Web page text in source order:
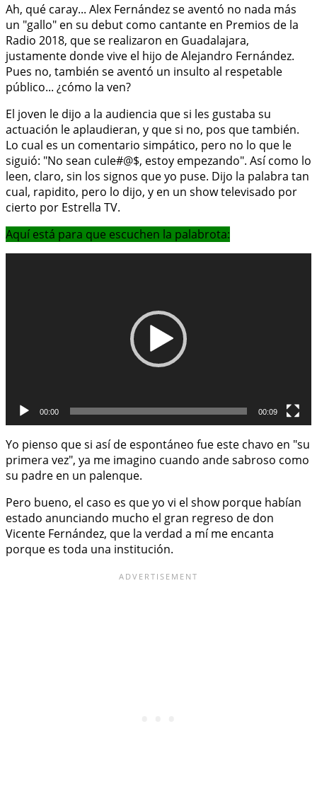
Ah, qué caray... Alex Fernández se aventó no nada más
un "gallo" en su debut como cantante en Premios de la
Radio 2018, que se realizaron en Guadalajara,
justamente donde vive el hijo de Alejandro Fernández.
Pues no, también se aventó un insulto al respetable
público... ¿cómo la ven?
El joven le dijo a la audiencia que si les gustaba su
actuación le aplaudieran, y que si no, pos que también.
Lo cual es un comentario simpático, pero no lo que le
siguió: "No sean cule#@$, estoy empezando". Así como lo
leen, claro, sin los signos que yo puse. Dijo la palabra tan
cual, rapidito, pero lo dijo, y en un show televisado por
cierto por Estrella TV.
Aquí está para que escuchen la palabrota:
00:00 00:09
Yo pienso que si así de espontáneo fue este chavo en "su
primera vez", ya me imagino cuando ande sabroso como
su padre en un palenque.
Pero bueno, el caso es que yo vi el show porque habían
estado anunciando mucho el gran regreso de don
Vicente Fernández, que la verdad a mí me encanta
porque es toda una institución.